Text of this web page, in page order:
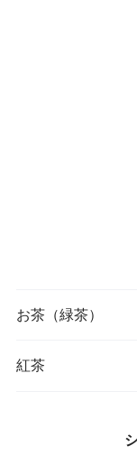
お茶（緑茶）
お茶の葉
紅茶